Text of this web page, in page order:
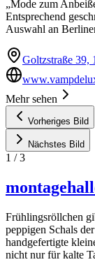
„Mode zum
Entsprechend
Auswahl an
Goltzstraße 39,
Mehr sehen
Vorheriges Bild
Nächstes Bild
1 /3
Frühlingsröllchen
peppigen Schals
handgefertigte
nicht nur für kalte